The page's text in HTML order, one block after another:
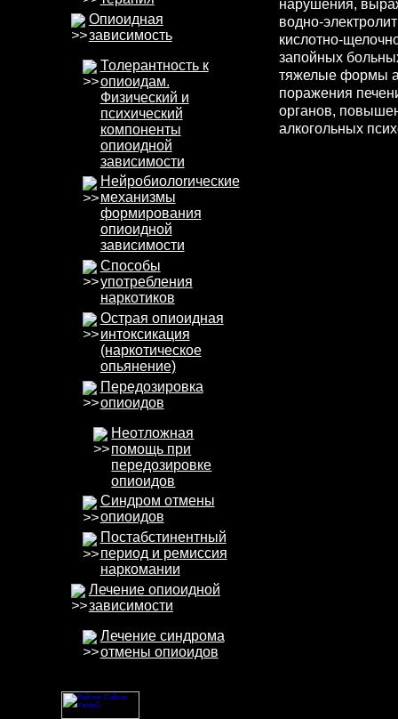
Опиоидная
зависимость
Толерантность к
опиоидам.
Физический и
психический
компоненты
опиоидной
зависимости
Нейробиолоrические
механизмы
формирования
опиоидной
зависимости
Способы
употребления
наркотиков
Острая опиоидная
интоксикация
(наркотическое
опьянение)
Передозировка
опиоидов
Неотложная
помощь при
передозировке
опиоидов
Синдром отмены
опиоидов
Постабстинентный
период и ремиссия
наркомании
Лечение опиоидной
зависимости
Лечение синдрома
отмены опиоидов
нарушения,
водно-
кислотно-
запойных
тяжелые формы
поражения
органов,
алкогольных